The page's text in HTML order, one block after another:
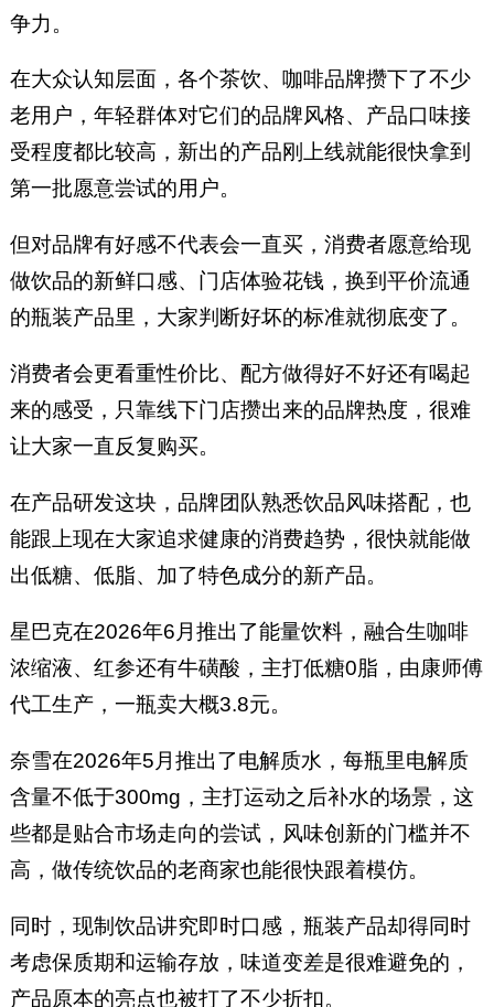
争力。
在大众认知层面，各个茶饮、咖啡品牌攒下了不少
老用户，年轻群体对它们的品牌风格、产品口味接
受程度都比较高，新出的产品刚上线就能很快拿到
第一批愿意尝试的用户。
但对品牌有好感不代表会一直买，消费者愿意给现
做饮品的新鲜口感、门店体验花钱，换到平价流通
的瓶装产品里，大家判断好坏的标准就彻底变了。
消费者会更看重性价比、配方做得好不好还有喝起
来的感受，只靠线下门店攒出来的品牌热度，很难
让大家一直反复购买。
在产品研发这块，品牌团队熟悉饮品风味搭配，也
能跟上现在大家追求健康的消费趋势，很快就能做
出低糖、低脂、加了特色成分的新产品。
星巴克在2026年6月推出了能量饮料，融合生咖啡
浓缩液、红参还有牛磺酸，主打低糖0脂，由康师傅
代工生产，一瓶卖大概3.8元。
奈雪在2026年5月推出了电解质水，每瓶里电解质
含量不低于300mg，主打运动之后补水的场景，这
些都是贴合市场走向的尝试，风味创新的门槛并不
高，做传统饮品的老商家也能很快跟着模仿。
同时，现制饮品讲究即时口感，瓶装产品却得同时
考虑保质期和运输存放，味道变差是很难避免的，
产品原本的亮点也被打了不少折扣。